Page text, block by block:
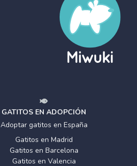
GATITOS EN ADOPCIÓN
Adoptar gatitos en España
Gatitos en Madrid
Gatitos en Barcelona
Gatitos en Valencia